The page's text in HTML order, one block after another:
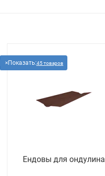
Показать:45 товаров
Ендовы для ондулина